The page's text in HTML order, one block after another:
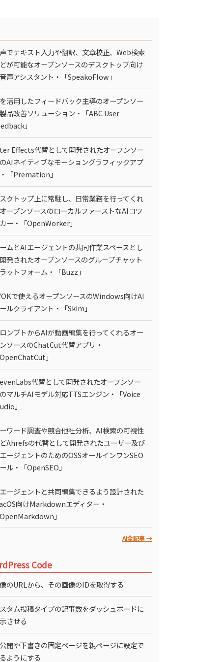
でテキスト入力や翻訳、文章校正、Web検索
が可能なオープンソースのデスクトップ向け
声アシスタント・「SpeakoFlow」
活用したフィードバック主導のオープンソー
品改善ソリューション・「ABC User
」
Effects代替として開発されたオープンソー
AIネイティブなモーショングラフィックアプ
「Premation」
クトップ上に常駐し、日常業務を行ってくれ
ープンソースのローカルファーストなAIコワ
ー・「OpenWorker」
ムとAIエージェントの共同作業スペースとし
発されたオープンソースのグループチャット
ットフォーム・「Buzz」
で使えるオープンソースのWindows向けAI
ルクライアント・「Skim」
ンプトからAIが動画編集を行ってくれるオー
ソースのChatCut代替アプリ・
OpenChatCut」
代替として開発されたオープンソー
マルチAIモデル対応TTSエンジン・「Voice
」
ワード調査や競合他社分析、AI検索の可視性
Ahrefsの代替として開発されたユーザー及び
ージェントのためのOSSオールインワンSEO
ル・「OpenSEO」
ージェントと共同編集できるよう設計された
向けMarkdownエディター・
OpenMarkdown」
AI全記事 →
Code
のURLから、その画像のIDを取得する
タム投稿タイプの記事数をダッシュボードに
させる
開や下書きの固定ページを親ページに設定で
ようにする